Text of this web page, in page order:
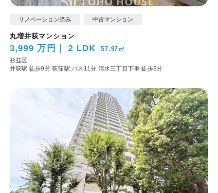
リノベーション済み 中古マンション
丸増井荻マンション
3,999 万円 2 LDK 57.97㎡
杉並区
井荻駅 徒歩9分荻窪駅 バス11分 清水三丁目下車 徒歩3分